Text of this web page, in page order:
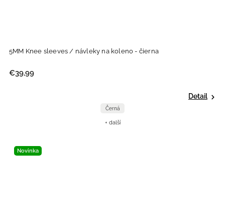
5MM Knee sleeves / návleky na koleno - čierna
€39,99
Detail
Černá
+ další
Novinka